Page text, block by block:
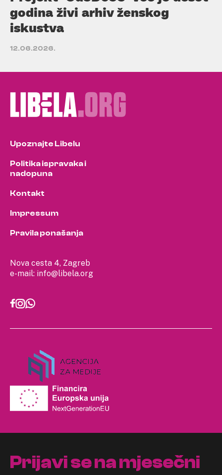
godina živi arhiv ženskog
iskustva
12.06.2026.
Nova cesta 4, Zagreb
e-mail: info@libela.org
Upoznajte Libelu
Politika ispravaka i
nadopuna
Kontakt
Impressum
Pravila ponašanja
Prijavi se na mjesečni